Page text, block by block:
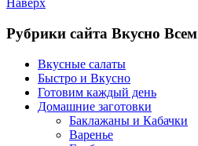
Наверх
Рубрики сайта Вкусно Всем
Вкусные салаты
Быстро и Вкусно
Готовим каждый день
Домашние заготовки
Баклажаны и Кабачки
Варенье